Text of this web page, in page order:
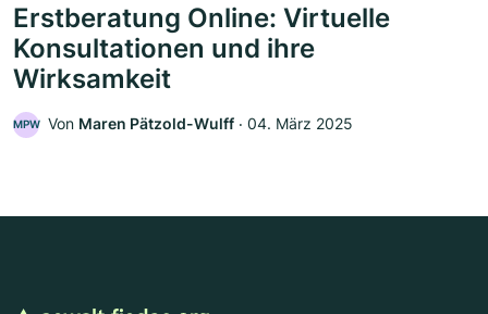
Erstberatung Online: Virtuelle
Konsultationen und ihre
Wirksamkeit
MPW Von Maren Pätzold-Wulff ‧ 04. März 2025